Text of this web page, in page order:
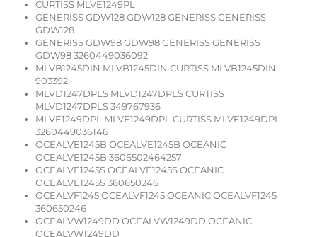
CURTISS MLVE1249PL
GENERISS GDW128 GDW128 GENERISS GENERISS
GDW128
GENERISS GDW98 GDW98 GENERISS GENERISS
GDW98 3260449036092
MLVB1245DIN MLVB1245DIN CURTISS MLVB1245DIN
903392
MLVD1247DPLS MLVD1247DPLS CURTISS
MLVD1247DPLS 349767936
MLVE1249DPL MLVE1249DPL CURTISS MLVE1249DPL
3260449036146
OCEALVE1245B OCEALVE1245B OCEANIC
OCEALVE1245B 3606502464257
OCEALVE1245S OCEALVE1245S OCEANIC
OCEALVE1245S 360650246
OCEALVF1245 OCEALVF1245 OCEANIC OCEALVF1245
360650246
OCEALVW1249DD OCEALVW1249DD OCEANIC
OCEALVW1249DD